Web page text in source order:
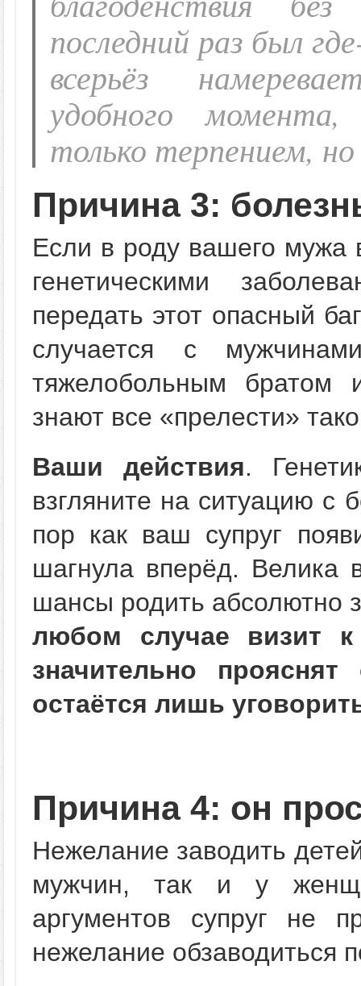
последний раз был
всерьёз
удобного
только терпением,
Причина 3:
Если в роду вашего мужа
генетическими
передать этот опасный
случается с
тяжелобольным братом
знают все «прелести»
Ваши действия.
взгляните на ситуацию с
пор как ваш супруг
шагнула вперёд. Велика
шансы родить абсолютно
любом случае визит
значительно
остаётся лишь
Причина 4: он
Нежелание заводить
мужчин, так и у
аргументов супруг не
нежелание обзаводиться